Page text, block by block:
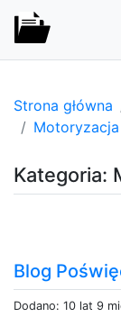
Strona główna
Kategoria:
Blog
Dodano: 10 lat 9